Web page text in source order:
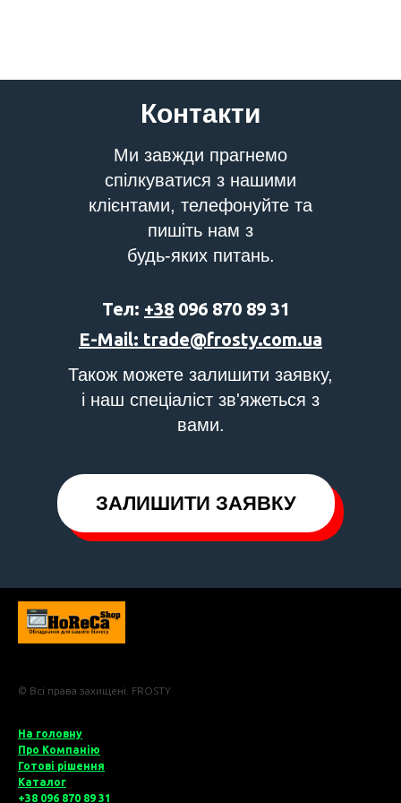
Контакти
Ми завжди прагнемо
спілкуватися з нашими
клієнтами, телефонуйте та
пишіть нам з
будь-яких питань.
Також можете залишити заявку,
і наш спеціаліст зв'яжеться з
вами.
ЗАЛИШИТИ ЗАЯВКУ
E-Mail: trade@frosty.com.ua
Тел: +38 096 870 89 31
© Всі права захищені. FROSTY
На головну
Про Компанію
Готові рішення
Каталог
+38 096 870 89 31